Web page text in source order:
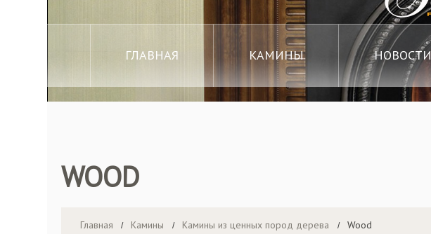
ГЛАВНАЯ КАМИНЫ НОВОСТИ
WOOD
Главная Камины Камины из ценных пород дерева Wood